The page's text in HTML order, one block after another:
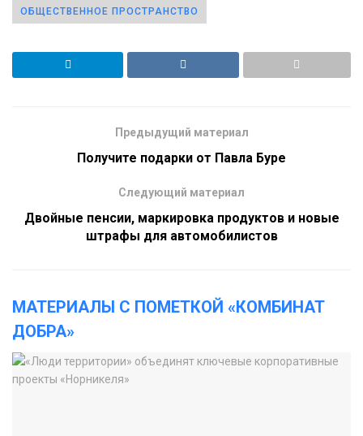
ОБЩЕСТВЕННОЕ ПРОСТРАНСТВО
Предыдущий материал
Получите подарки от Павла Буре
Следующий материал
Двойные пенсии, маркировка продуктов и новые
штрафы для автомобилистов
МАТЕРИАЛЫ С ПОМЕТКОЙ «КОМБИНАТ
ДОБРА»